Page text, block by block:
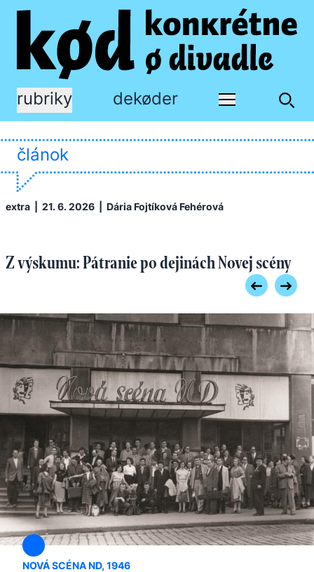
rubriky dekøder
článok
extra | 21. 6. 2026 | Dária Fojtíková Fehérová
Z výskumu: Pátranie po dejinách Novej scény
NOVÁ SCÉNA ND, 1946